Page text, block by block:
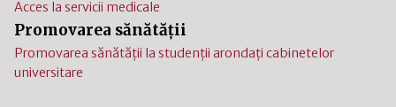
Acces la servicii medicale
Promovarea sănătății
Promovarea sănătății la studenții arondați cabinetelor
universitare